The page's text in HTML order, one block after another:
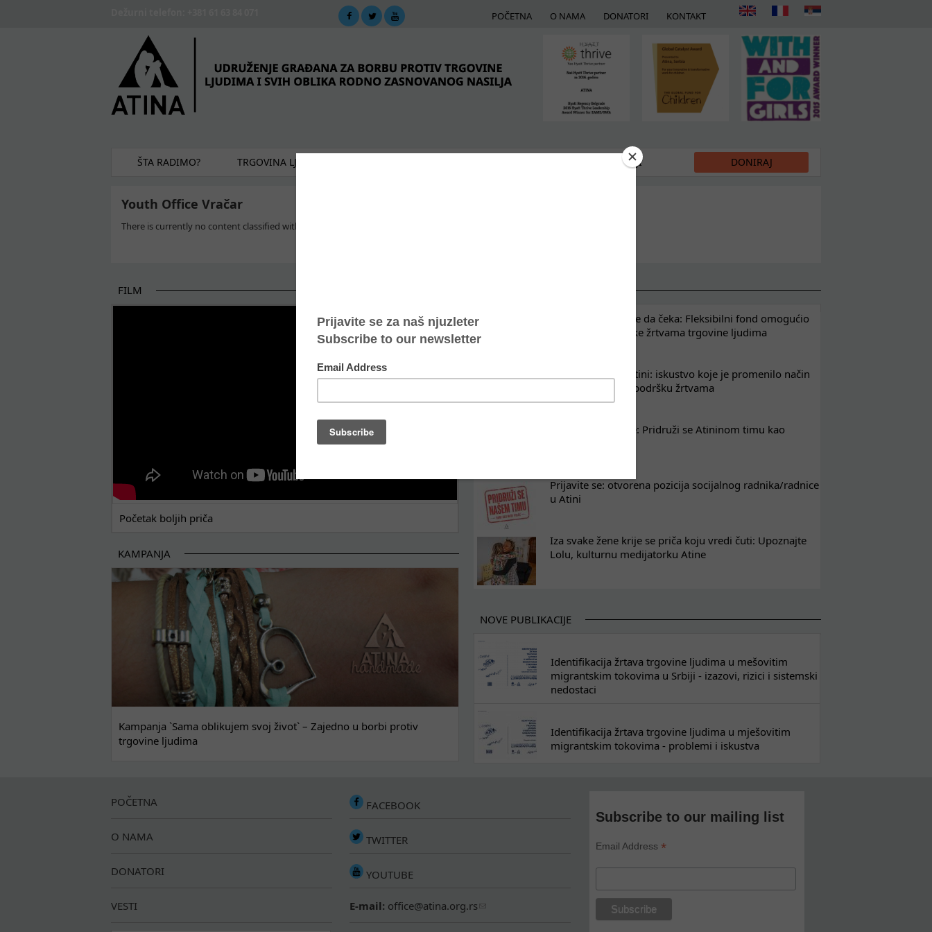
POČETNA O NAMA DONATORI KONTAKT
ŠTA RADIMO? TRGOVINA LJUDIMA MEDIJI DONIRAJ
Youth Office Vračar
There is currently no content classified with this term.
FILM
Početak boljih priča
KAMPANJA
Kampanja `Sama oblikujem svoj život` – Zajedno u borbi protiv
trgovine ljudima
Oporavak ne može da čeka: Fleksibilni fond omogućio
kontinuitet podrške žrtvama trgovine ljudima
Osam nedelja u Atini: iskustvo koje je promenilo način
na koji razumem podršku žrtvama
Tražimo pojačanje: Pridruži se Atininom timu kao
Prijavite se: otvorena pozicija socijalnog radnika/radnice
u Atini
Iza svake žene krije se priča koju vredi čuti: Upoznajte
Lolu, kulturnu medijatorku Atine
NOVE PUBLIKACIJE
Identifikacija žrtava trgovine ljudima u mešovitim
migrantskim tokovima u Srbiji - izazovi, rizici i sistemski
nedostaci
Identifikacija žrtava trgovine ljudima u mješovitim
migrantskim tokovima - problemi i iskustva
POČETNA
O NAMA
DONATORI
VESTI
FACEBOOK
TWITTER
YOUTUBE
E-mail: office@atina.org.rs
Subscribe to our mailing list
Email Address*